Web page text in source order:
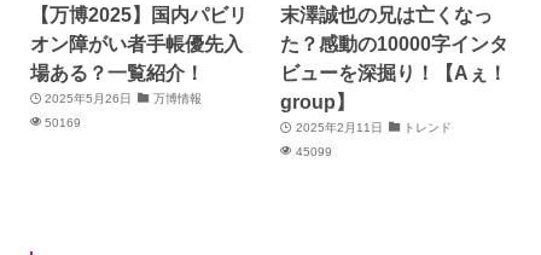
【万博2025】国内パビリ
オン障がい者手帳優先入
場ある？一覧紹介！
2025年5月26日
万博情報
50169
末澤誠也の兄は亡くなっ
た？感動の10000字インタ
ビューを深掘り！【Aぇ！
group】
2025年2月11日
トレンド
45099